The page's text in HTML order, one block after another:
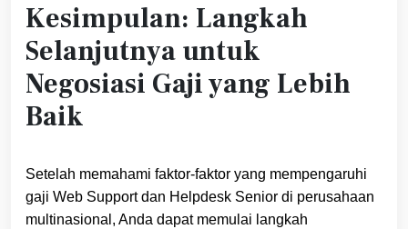
Kesimpulan: Langkah
Selanjutnya untuk
Negosiasi Gaji yang Lebih
Baik
Setelah memahami faktor-faktor yang mempengaruhi
gaji Web Support dan Helpdesk Senior di perusahaan
multinasional, Anda dapat memulai langkah